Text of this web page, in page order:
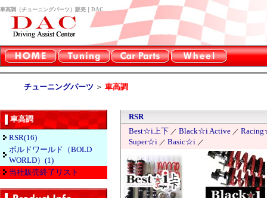
車高調（チューニングパーツ）販売｜DAC
チューニングパーツ ＞ 車高調
車高調
RSR(16)
ボルドワールド（BOLD
WORLD）(1)
当社販売終了リスト
RSR
Best☆i上下 ／ Black☆i Active ／
Super☆i ／ Basic☆i ／